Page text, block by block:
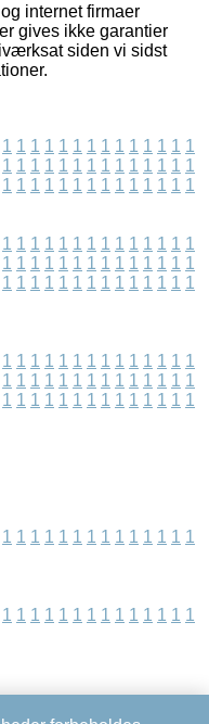
internet firmaer
gives ikke garantier
siden vi sidst
1 1 1 1 1 1 1 1 1 1 1 1 1 1
1 1 1 1 1 1 1 1 1 1 1 1 1 1
1 1 1 1 1 1 1 1 1 1 1 1 1 1
1 1 1 1 1 1 1 1 1 1 1 1 1 1
1 1 1 1 1 1 1 1 1 1 1 1 1 1
1 1 1 1 1 1 1 1 1 1 1 1 1 1
1 1 1 1 1 1 1 1 1 1 1 1 1 1
1 1 1 1 1 1 1 1 1 1 1 1 1 1
1 1 1 1 1 1 1 1 1 1 1 1 1 1
1 1 1 1 1 1 1 1 1 1 1 1 1 1
1 1 1 1 1 1 1 1 1 1 1 1 1 1